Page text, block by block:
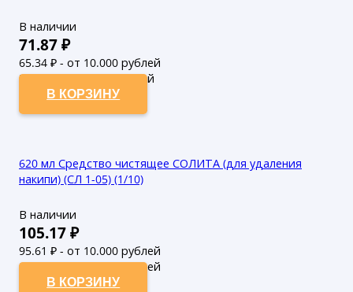
В наличии
71.87₽
65.34 ₽ - от 10.000 рублей
59.4₽ - от 50.000 рублей
В КОРЗИНУ
620 мл Средство чистящее СОЛИТА (для удаления
накипи) (СЛ 1-05) (1/10)
В наличии
105.17₽
95.61 ₽ - от 10.000 рублей
86.92₽ - от 50.000 рублей
В КОРЗИНУ